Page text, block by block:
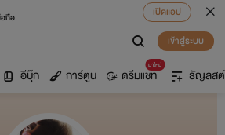
ถือ
เปิดแอป
เข้าสู่ระบบ
อีบุ๊ก การ์ตูน
มาใหม่
ดรีมแชท ธัญลิสต์